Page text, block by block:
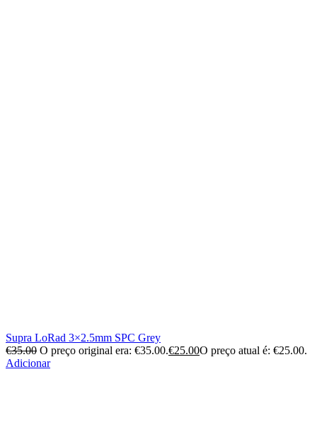
Supra LoRad 3×2.5mm SPC Grey
€35.00 O preço original era: €35.00.€25.00O preço atual é: €25.00.
Adicionar